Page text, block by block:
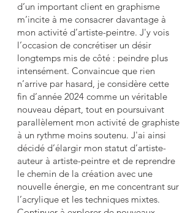
d’un important client en graphisme
m’incite à me consacrer davantage à
mon activité d’artiste-peintre. J'y vois
l’occasion de concrétiser un désir
longtemps mis de côté : peindre plus
intensément. Convaincue que rien
n’arrive par hasard, je considère cette
fin d’année 2024 comme un véritable
nouveau départ, tout en poursuivant
parallèlement mon activité de graphiste
à un rythme moins soutenu. J'ai ainsi
décidé d’élargir mon statut d’artiste-
auteur à artiste-peintre et de reprendre
le chemin de la création avec une
nouvelle énergie, en me concentrant sur
l’acrylique et les techniques mixtes.